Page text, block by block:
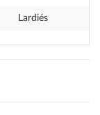
Lardiés